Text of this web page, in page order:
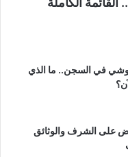
في السجن.. ما الذي
على الشرف والوثائق